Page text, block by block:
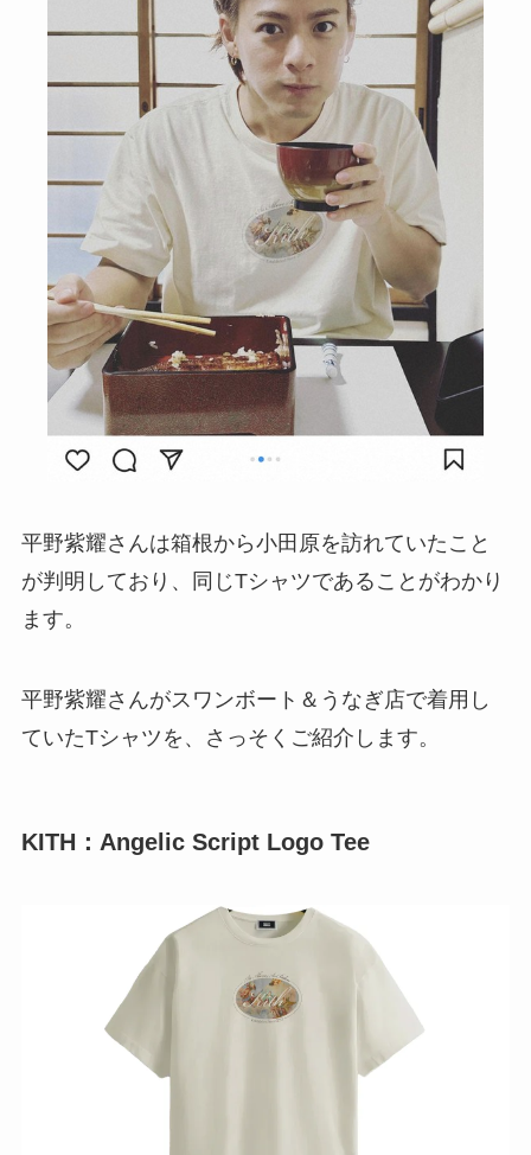
平野紫耀さんは箱根から小田原を訪れていたこと
が判明しており、同じTシャツであることがわかり
ます。
平野紫耀さんがスワンボート＆うなぎ店で着用し
ていたTシャツを、さっそくご紹介します。
KITH：Angelic Script Logo Tee